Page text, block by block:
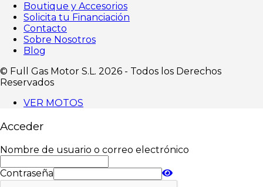
Boutique y Accesorios
Solicita tu Financiación
Contacto
Sobre Nosotros
Blog
©️ Full Gas Motor S.L. 2026 - Todos los Derechos
Reservados
VER MOTOS
Acceder
Nombre de usuario o correo electrónico
Contraseña